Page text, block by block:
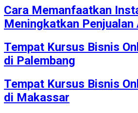
Cara Memanfaatkan
Meningkatkan Penjualan
Tempat Kursus Bisnis
di Palembang
Tempat Kursus Bisnis
di Makassar